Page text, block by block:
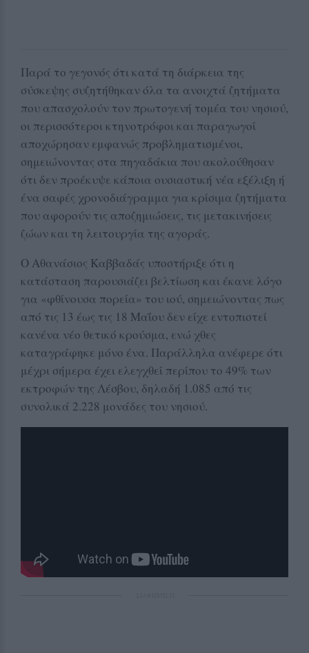
Παρά το γεγονός ότι κατά τη διάρκεια της
σύσκεψης συζητήθηκαν όλα τα ανοιχτά ζητήματα
που απασχολούν τον πρωτογενή τομέα του νησιού,
οι περισσότεροι κτηνοτρόφοι και παραγωγοί
αποχώρησαν εμφανώς προβληματισμένοι,
σημειώνοντας στα πηγαδάκια που ακολούθησαν
ότι δεν προέκυψε κάποια ουσιαστική νέα εξέλιξη ή
ένα σαφές χρονοδιάγραμμα για κρίσιμα ζητήματα
που αφορούν τις αποζημιώσεις, τις μετακινήσεις
ζώων και τη λειτουργία της αγοράς.
Ο Αθανάσιος Καββαδάς υποστήριξε ότι η
κατάσταση παρουσιάζει βελτίωση και έκανε λόγο
για «φθίνουσα πορεία» του ιού, σημειώνοντας πως
από τις 13 έως τις 18 Μαΐου δεν είχε εντοπιστεί
κανένα νέο θετικό κρούσμα, ενώ χθες
καταγράφηκε μόνο ένα. Παράλληλα ανέφερε ότι
μέχρι σήμερα έχει ελεγχθεί περίπου το 49% των
εκτροφών της Λέσβου, δηλαδή 1.085 από τις
συνολικά 2.228 μονάδες του νησιού.